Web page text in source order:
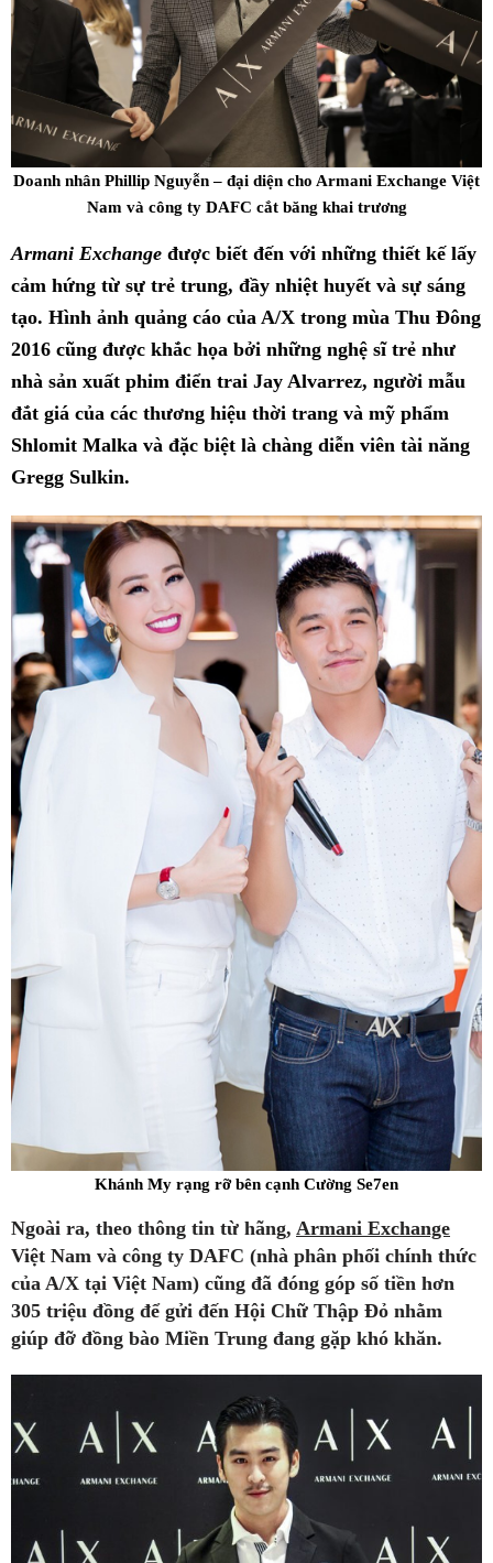
Doanh nhân Phillip Nguyễn – đại diện cho Armani Exchange Việt
Nam và công ty DAFC cắt băng khai trương
Armani Exchange được biết đến với những thiết kế lấy
cảm hứng từ sự trẻ trung, đầy nhiệt huyết và sự sáng
tạo. Hình ảnh quảng cáo của A/X trong mùa Thu Đông
2016 cũng được khắc họa bởi những nghệ sĩ trẻ như
nhà sản xuất phim điển trai Jay Alvarrez, người mẫu
đắt giá của các thương hiệu thời trang và mỹ phẩm
Shlomit Malka và đặc biệt là chàng diễn viên tài năng
Gregg Sulkin.
Khánh My rạng rỡ bên cạnh Cường Se7en
Ngoài ra, theo thông tin từ hãng, Armani Exchange
Việt Nam và công ty DAFC (nhà phân phối chính thức
của A/X tại Việt Nam) cũng đã đóng góp số tiền hơn
305 triệu đồng để gửi đến Hội Chữ Thập Đỏ nhằm
giúp đỡ đồng bào Miền Trung đang gặp khó khăn.